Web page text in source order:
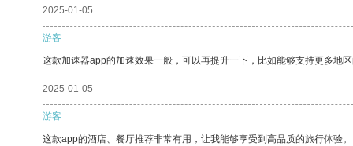
2025-01-05
游客
这款加速器app的加速效果一般，可以再提升一下，比如能够支持更多地
2025-01-05
游客
这款app的酒店、餐厅推荐非常有用，让我能够享受到高品质的旅行体验。